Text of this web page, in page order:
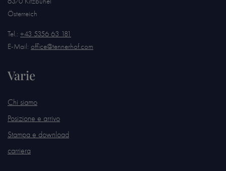
Österreich
Tel.: +43 5356 63 181
E-Mail: office@tennerhof.com
Varie
Chi siamo
Posizione e arrivo
Stampa e download
carriera